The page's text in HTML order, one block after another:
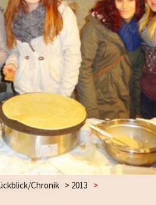
Chronik >2013 >